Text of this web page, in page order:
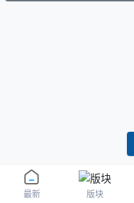
最新 版块